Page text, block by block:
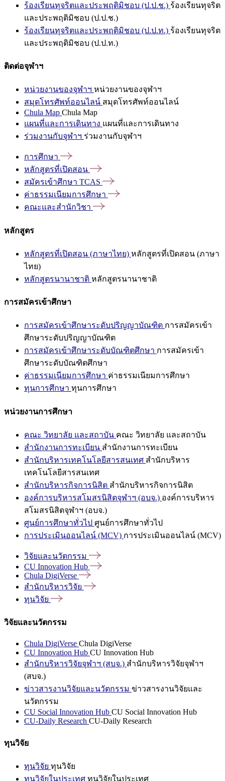
ร้องเรียนทุจริตและประพฤติมิชอบ (ป.ป.ช.) ร้องเรียนทุจริต
และประพฤติมิชอบ (ป.ป.ช.)
ร้องเรียนทุจริตและประพฤติมิชอบ (ป.ป.ท.) ร้องเรียนทุจริต
และประพฤติมิชอบ (ป.ป.ท.)
ติดต่อจุฬาฯ
หน่วยงานของจุฬาฯ หน่วยงานของจุฬาฯ
สมุดโทรศัพท์ออนไลน์ สมุดโทรศัพท์ออนไลน์
Chula Map Chula Map
แผนที่และการเดินทาง แผนที่และการเดินทาง
ร่วมงานกับจุฬาฯ ร่วมงานกับจุฬาฯ
การศึกษา
หลักสูตรที่เปิดสอน
สมัครเข้าศึกษา TCAS
ค่าธรรมเนียมการศึกษา
คณะและสำนักวิชา
หลักสูตร
หลักสูตรที่เปิดสอน (ภาษาไทย) หลักสูตรที่เปิดสอน (ภาษา
ไทย)
หลักสูตรนานาชาติ หลักสูตรนานาชาติ
การสมัครเข้าศึกษา
การสมัครเข้าศึกษาระดับปริญญาบัณฑิต การสมัครเข้า
ศึกษาระดับปริญญาบัณฑิต
การสมัครเข้าศึกษาระดับบัณฑิตศึกษา การสมัครเข้า
ศึกษาระดับบัณฑิตศึกษา
ค่าธรรมเนียมการศึกษา ค่าธรรมเนียมการศึกษา
ทุนการศึกษา ทุนการศึกษา
หน่วยงานการศึกษา
คณะ วิทยาลัย และสถาบัน คณะ วิทยาลัย และสถาบัน
สำนักงานการทะเบียน สำนักงานการทะเบียน
สำนักบริหารเทคโนโลยีสารสนเทศ สำนักบริหาร
เทคโนโลยีสารสนเทศ
สำนักบริหารกิจการนิสิต สำนักบริหารกิจการนิสิต
องค์การบริหารสโมสรนิสิตจุฬาฯ (อบจ.) องค์การบริหาร
สโมสรนิสิตจุฬาฯ (อบจ.)
ศูนย์การศึกษาทั่วไป ศูนย์การศึกษาทั่วไป
การประเมินออนไลน์ (MCV) การประเมินออนไลน์ (MCV)
วิจัยและนวัตกรรม
CU Innovation Hub
Chula DigiVerse
สำนักบริหารวิจัย
ทุนวิจัย
วิจัยและนวัตกรรม
Chula DigiVerse Chula DigiVerse
CU Innovation Hub CU Innovation Hub
สำนักบริหารวิจัยจุฬาฯ (สบจ.) สำนักบริหารวิจัยจุฬาฯ
(สบจ.)
ข่าวสารงานวิจัยและนวัตกรรม ข่าวสารงานวิจัยและ
นวัตกรรม
CU Social Innovation Hub CU Social Innovation Hub
CU-Daily Research CU-Daily Research
ทุนวิจัย
ทุนวิจัย ทุนวิจัย
ทุนวิจัยในประเทศ ทุนวิจัยในประเทศ